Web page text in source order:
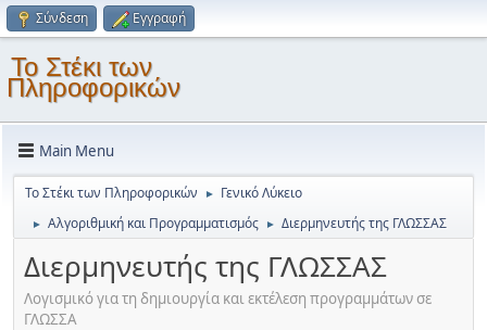
Σύνδεση Εγγραφή
Το Στέκι των
Πληροφορικών
Main Menu
Το Στέκι των Πληροφορικών ► Γενικό Λύκειο
► Αλγοριθμική και Προγραμματισμός ► Διερμηνευτής της ΓΛΩΣΣΑΣ
Διερμηνευτής της ΓΛΩΣΣΑΣ
Λογισμικό για τη δημιουργία και εκτέλεση προγραμμάτων σε
ΓΛΩΣΣΑ